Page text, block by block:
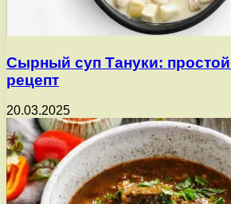
Сырный суп Тануки:
рецепт
20.03.2025